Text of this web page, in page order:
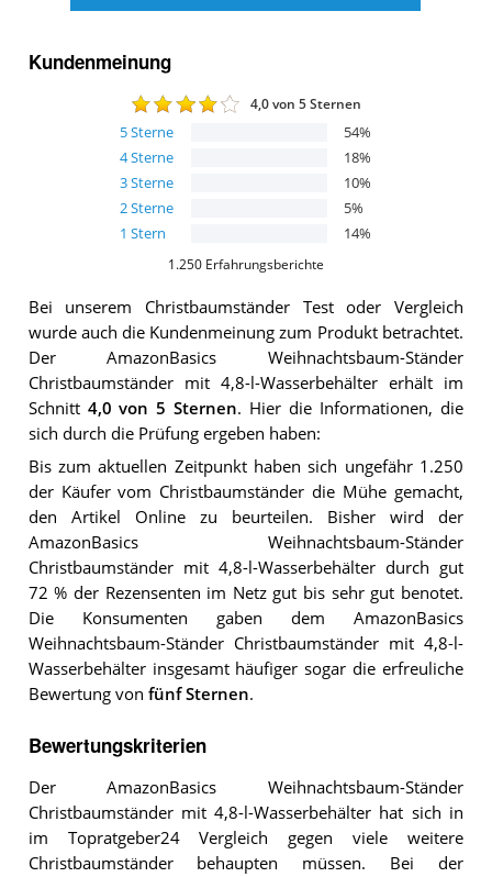
Kundenmeinung
4,0von 5 Sternen
5Sterne 54%
4Sterne 18%
3Sterne 10%
2Sterne 5%
1 Stern 14%
1.250 Erfahrungsberichte
Bei unserem ChristbaumständerTest oder Vergleich
wurde auch die Kundenmeinung zum Produkt betrachtet.
Der
AmazonBasics Weihnachtsbaum-Ständer
Christbaumständer mit 4,8-l-Wasserbehältererhält im
Schnitt 4,0 von 5 Sternen. Hier die Informationen, die
sich durch die Prüfung ergeben haben:
Bis zum aktuellen Zeitpunkt haben sich ungefähr 1.250
der Käufer vom Christbaumständer die Mühe gemacht,
den Artikel Online zu beurteilen. Bisher wird der
AmazonBasics Weihnachtsbaum-Ständer
Christbaumständer mit 4,8-l-Wasserbehälter durch gut
72 % der Rezensenten im Netz gut bis sehr gut benotet.
Die Konsumenten gaben dem AmazonBasics
Weihnachtsbaum-Ständer Christbaumständer mit 4,8-l-
Wasserbehälter insgesamt häufiger sogar die erfreuliche
Bewertung von fünf Sternen.
Bewertungskriterien
Der AmazonBasics Weihnachtsbaum-Ständer
Christbaumständer mit 4,8-l-Wasserbehälter hat sich in
im Topratgeber24 Vergleich gegen viele weitere
Christbaumständer behaupten müssen. Bei der